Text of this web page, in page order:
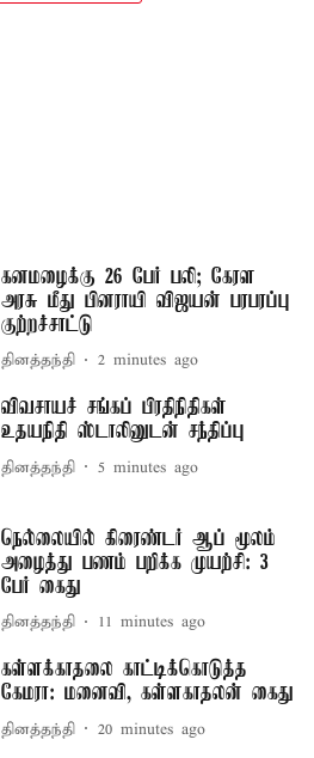
கனமழைக்கு 26 பேர் பலி; கேரள
அரசு மீது பினராயி விஜயன் பரபரப்பு
குற்றச்சாட்டு
தினத்தந்தி 2 minutes ago
விவசாயச் சங்கப் பிரதிநிதிகள்
உதயநிதி ஸ்டாலினுடன் சந்திப்பு
தினத்தந்தி 5 minutes ago
நெல்லையில் கிரைண்டர் ஆப் மூலம்
அழைத்து பணம் பறிக்க முயற்சி: 3
பேர் கைது
தினத்தந்தி 11 minutes ago
கள்ளக்காதலை காட்டிக்கொடுத்த
கேமரா: மனைவி, கள்ளகாதலன் கைது
தினத்தந்தி 20 minutes ago